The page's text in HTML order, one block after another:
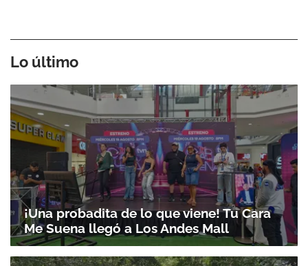
Lo último
¡Una probadita de lo que viene! Tu Cara
Me Suena llegó a Los Andes Mall